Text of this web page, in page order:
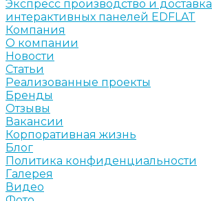
Экспресс производство и доставка
интерактивных панелей EDFLAT
Компания
О компании
Новости
Статьи
Реализованные проекты
Бренды
Отзывы
Вакансии
Корпоративная жизнь
Блог
Политика конфиденциальности
Галерея
Видео